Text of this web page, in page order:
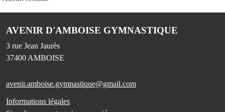
AVENIR D'AMBOISE GYMNASTIQUE
3 rue Jean Jaurès
37400 AMBOISE
avenir.amboise.gymnastique@gmail.com
Informations légales